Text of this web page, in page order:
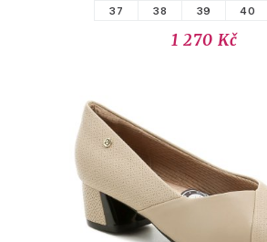
37 38 39 40
1 270 Kč